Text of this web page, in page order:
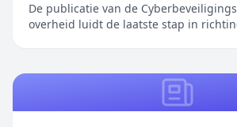
De publicatie van de
overheid luidt de laatste stap in
Staatscourant verscheen eerst op